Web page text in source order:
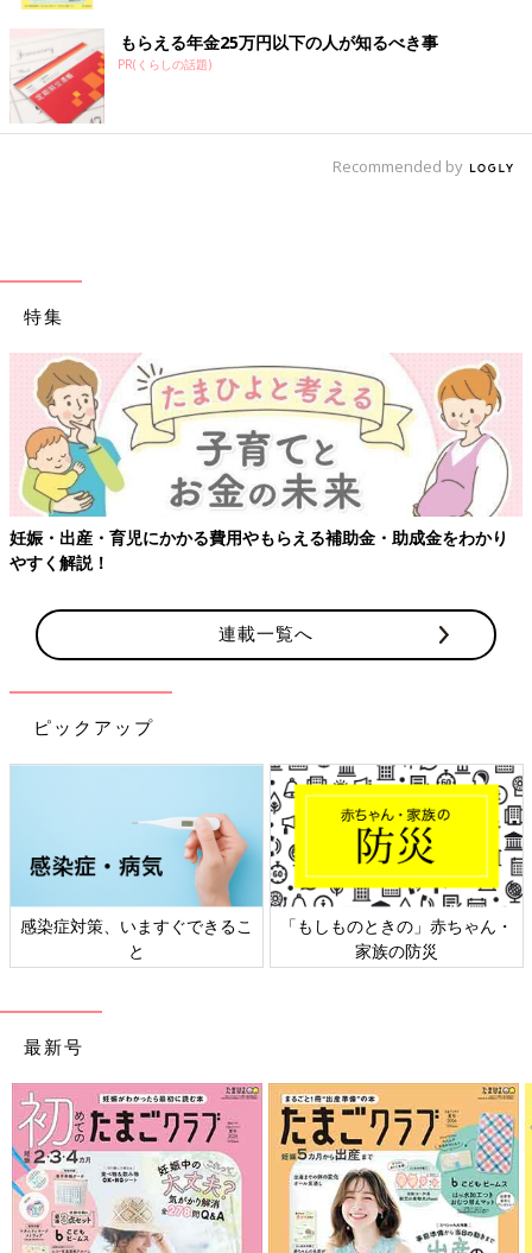
もらえる年金25万円以下の人が知るべき事
PR(くらしの話題)
Recommended by
特集
妊娠・出産・育児にかかる費用やもらえる補助金・助成金をわかり
やすく解説！
連載一覧へ
ピックアップ
感染症対策、いますぐできるこ
と
「もしものときの」赤ちゃん・
家族の防災
最新号